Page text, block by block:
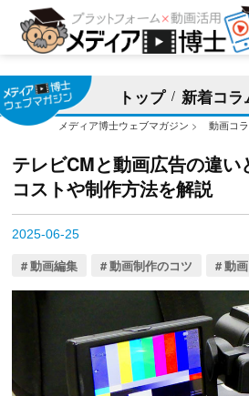
トップ 新着コラ
メディア博士ウェブマガジン > 動画コ
テレビCMと動画広告の違
コストや制作方法を解説
2025-06-25
動画編集 動画制作のコツ 動